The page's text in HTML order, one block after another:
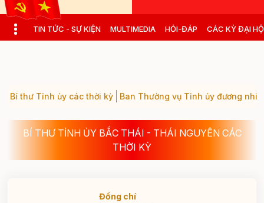
Toggle main menu visibility
TIN TỨC - SỰ KIỆN MULTIMEDIA HỎI-ĐÁP CÁC KỲ ĐẠI
Bí thư Tỉnh ủy các thời kỳ Ban Thường vụ Tỉnh ủy đương
BÍ THƯ TỈNH ỦY BẮC THÁI - THÁI NGUYÊN CÁC
THỜI KỲ
Đồng chí